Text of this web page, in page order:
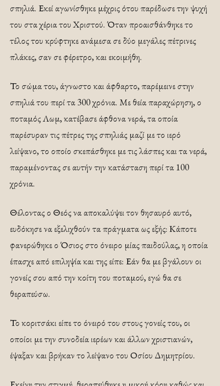
σπηλιά. Εκεί αγωνίσθηκε μέχρις ότου παρέδωσε την ψυχή
του στα χέρια του Χριστού. Όταν προαισθάνθηκε το
τέλος του κρύφτηκε ανάμεσα σε δύο μεγάλες πέτρινες
πλάκες, σαν σε φέρετρο, και εκοιμήθη.
Το σώμα του, άγνωστο και άφθαρτο, παρέμεινε στην
σπηλιά του περί τα 300 χρόνια. Με θεία παραχώρηση, ο
ποταμός Λωμ, κατέβασε άφθονα νερά, τα οποία
παρέσυραν τις πέτρες της σπηλιάς μαζί με το ιερό
λείψανο, το οποίο σκεπάσθηκε με τις λάσπες και τα νερά,
παραμένοντας σε αυτήν την κατάσταση περί τα 100
χρόνια.
Θέλοντας ο Θεός να αποκαλύψει τον θησαυρό αυτό,
ευδόκησε να εξελιχθούν τα πράγματα ως εξής: Κάποτε
φανερώθηκε ο Όσιος στο όνειρο μίας παιδούλας, η οποία
έπασχε από επιληψία και της είπε: Εάν θα με βγάλουν οι
γονείς σου από την κοίτη του ποταμού, εγώ θα σε
θεραπεύσω.
Το κοριτσάκι είπε το όνειρό του στους γονείς του, οι
οποίοι με την συνοδεία ιερέων και άλλων χριστιανών,
έψαξαν και βρήκαν το λείψανο του Οσίου Δημητρίου.